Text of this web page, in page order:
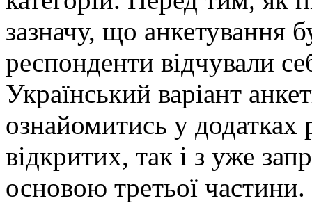
зазначу, що анкетування
респонденти відчували
Український варіант
ознайомитись у додатках
відкритих, так і з уже
основою третьої частини.